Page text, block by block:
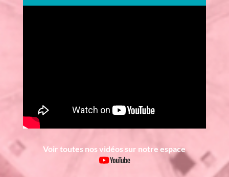
Voir toutes nos vidéos sur notre espace